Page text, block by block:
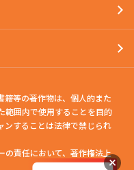
籍等の著作物は、個人的また
範囲内で使用することを目的
ンすることは法律で禁じられ
の責任において、著作権法上